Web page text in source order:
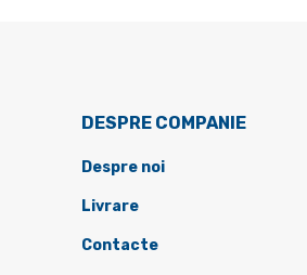
DESPRE COMPANIE
Despre noi
Livrare
Contacte